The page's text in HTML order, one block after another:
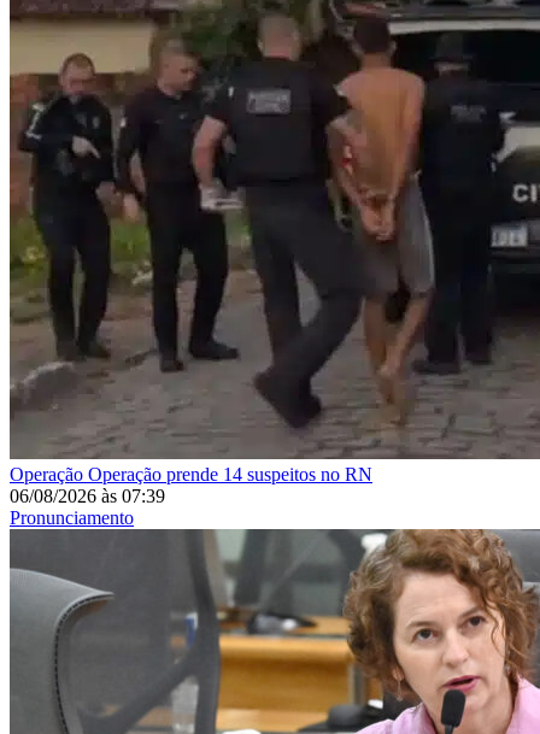
Operação Operação prende 14 suspeitos no RN
06/08/2026 às 07:39
Pronunciamento